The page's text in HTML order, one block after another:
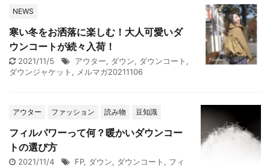
NEWS
寒い冬をお洒落に楽しむ！大人可愛いダ
ウンコートが続々入荷！
2021/11/5 アウター, ダウン, ダウンコート ,
ダウンジャケット , メルマガ20211106
アウター ファッション 読み物 豆知識
フィルパワーって何？暖かいダウンコー
トの選び方
2021/11/4 FP, ダウン, ダウンコート , フィ